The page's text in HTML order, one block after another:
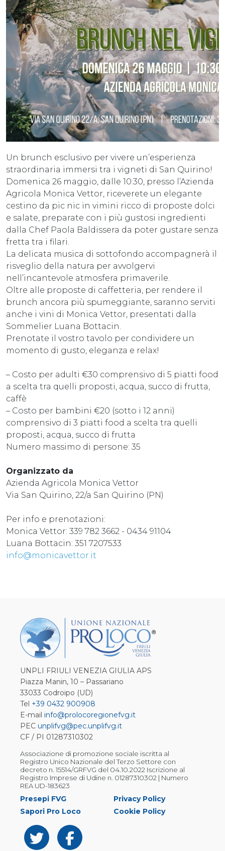
Un brunch esclusivo per vivere un’esperienza
straordinaria immersi tra i vigneti di San Quirino!
Domenica 26 maggio, dalle 10:30, presso l’Azienda
Agricola Monica Vettor, riceverete un elegante
cestino da pic nic in vimini ricco di proposte dolci
e salate, preparate con i più gustosi ingredienti
dalla Chef Paola Baldissera da poter gustare senza
fretta tra i filari.
La delicata musica di sottofondo accompagnerà il
risveglio della natura per avvolgervi
nell’incantevole atmosfera primaverile.
Oltre alle proposte di caffetteria, per rendere il
brunch ancora più spumeggiante, saranno serviti
anche i vini di Monica Vettor, presentati dalla
Sommelier Luana Bottacin.
Prenotate il vostro tavolo per condividere un
momento di gusto, eleganza e relax!
– Costo per adulti €30 comprensivo di 5 piatti food
a scelta tra quelli proposti, acqua, succo di frutta,
caffè
– Costo per bambini €20 (sotto i 12 anni)
comprensivo di 3 piatti food a scelta tra quelli
proposti, acqua, succo di frutta
Numero massimo di persone: 35
Organizzato da
Azienda Agricola Monica Vettor
Via San Quirino, 22/a San Quirino (PN)
Per info e prenotazioni:
Monica Vettor: 339 782 3662 - 0434 91104
Luana Bottacin: 351 7207533
info@monicavettor.it
UNPLI FRIULI VENEZIA GIULIA APS
Piazza Manin, 10 – Passariano
33033 Codroipo (UD)
Tel +39 0432 900908
E-mail info@prolocoregionefvg.it
PEC unplifvg@pec.unplifvg.it
CF / PI 01287310302
Associazione di promozione sociale iscritta al
Registro Unico Nazionale del Terzo Settore con
decreto n. 15514/GRFVG del 04.10.2022 Iscrizione al
Registro Imprese di Udine n. 01287310302 | Numero
REA UD-183623
Presepi FVG
Sapori Pro Loco
Privacy Policy
Cookie Policy